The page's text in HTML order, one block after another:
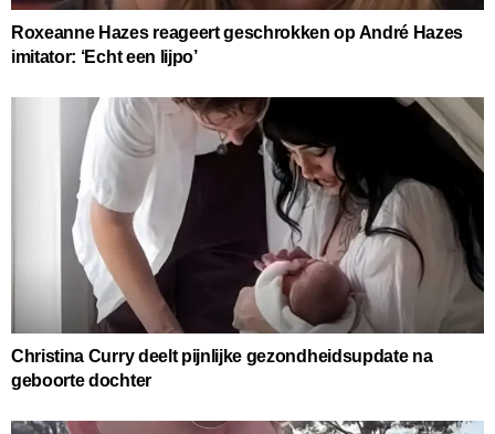
Roxeanne Hazes reageert geschrokken op André Hazes
imitator: ‘Echt een lijpo’
Christina Curry deelt pijnlijke gezondheidsupdate na
geboorte dochter